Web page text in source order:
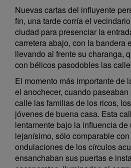
Nuevas cartas del influyente
fin, una tarde corría el
ciudad para presenciar la
carretera abajo, con la bandera
llevando al frente su charanga,
con bélicos pasodobles las
El momento más importante de
el anochecer, cuando
calle las familias de los ricos,
jóvenes de buena casa. Esta
lentamente bajo la influencia de
lejanísimo, sólo comparable
ondulaciones de los círculos
ensanchaban sus puertas e